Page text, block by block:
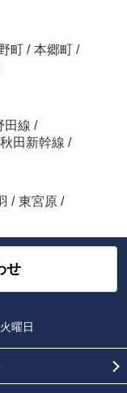
町 / 本郷町 /
田線 /
秋田新幹線 /
/ 東宮原 /
せ
曜日